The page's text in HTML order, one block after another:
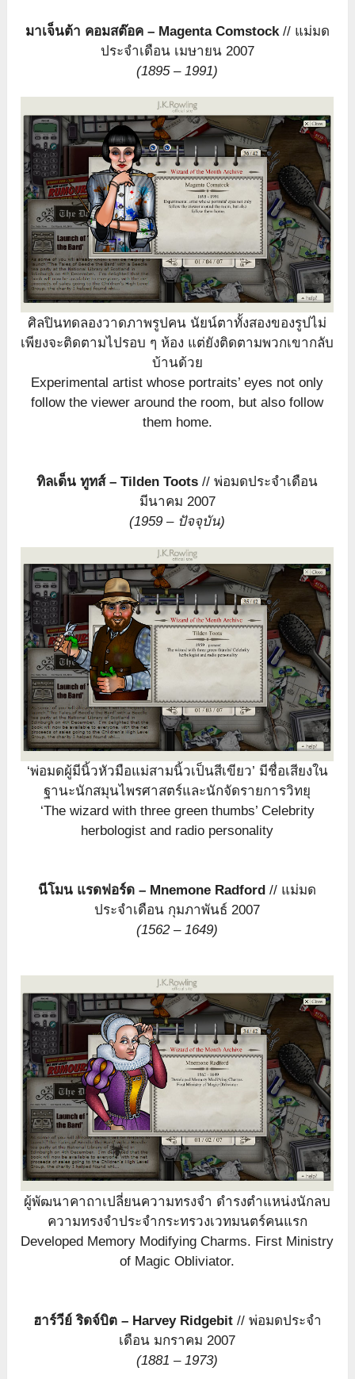
มาเจ็นต้า คอมสต๊อค – Magenta Comstock// แม่มด
ประจำเดือน เมษายน 2007
(1895 – 1991)
ศิลปินทดลองวาดภาพรูปคน นัยน์ตาทั้งสองของรูปไม่
เพียงจะติดตามไปรอบ ๆ ห้อง แต่ยังติดตามพวกเขากลับ
บ้านด้วย
Experimental artist whose portraits’ eyes not only
follow the viewer around the room, but also follow
them home.
ทิลเด็น ทูทส์ – Tilden Toots // พ่อมดประจำเดือน
มีนาคม 2007
(1959 – ปัจจุบัน)
‘พ่อมดผู้มีนิ้วหัวมือแม่สามนิ้วเป็นสีเขียว’ มีชื่อเสียงใน
ฐานะนักสมุนไพรศาสตร์และนักจัดรายการวิทยุ
‘The wizard with three green thumbs’ Celebrity
herbologist and radio personality
นีโมน แรดฟอร์ด – Mnemone Radford // แม่มด
ประจำเดือน กุมภาพันธ์ 2007
(1562 – 1649)
ผู้พัฒนาคาถาเปลี่ยนความทรงจำ ดำรงตำแหน่งนักลบ
ความทรงจำประจำกระทรวงเวทมนตร์คนแรก
Developed Memory Modifying Charms. First Ministry
of Magic Obliviator.
ฮาร์วีย์ ริดจ์บิต – Harvey Ridgebit// พ่อมดประจำ
เดือน มกราคม 2007
(1881 – 1973)